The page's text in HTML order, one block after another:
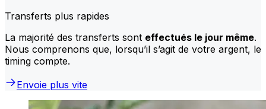
Transferts plus rapides
La majorité des transferts sont effectués le jour même.
Nous comprenons que, lorsqu’il s’agit de votre argent, le
timing compte.
Envoie plus vite